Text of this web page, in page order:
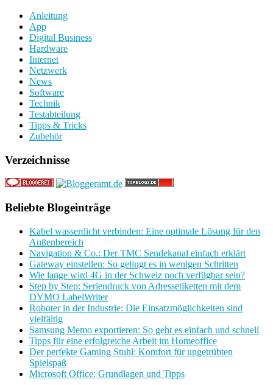
Anleitung
App
Digital Business
Hardware
Internet
Netzwerk
News
Software
Technik
Testabteilung
Tipps & Tricks
Zubehör
Verzeichnisse
Beliebte Blogeinträge
Kabel wasserdicht verbinden: Eine optimale Lösung für den
Außenbereich
Navigation & Co.: Der TMC Sendekanal einfach erklärt
Gateway einstellen: So gelingt es in wenigen Schritten
Wie lange wird 4G in der Schweiz noch verfügbar sein?
Step by Step: Seriendruck von Adressetiketten mit dem
DYMO LabelWriter
Roboter in der Industrie: Die Einsatzmöglichkeiten sind
vielfältig
Samsung Memo exportieren: So geht es einfach und schnell
Tipps für eine erfolgreiche Arbeit im Homeoffice
Der perfekte Gaming Stuhl: Komfort für ungetrübten
Spielspaß
Microsoft Office: Grundlagen und Tipps